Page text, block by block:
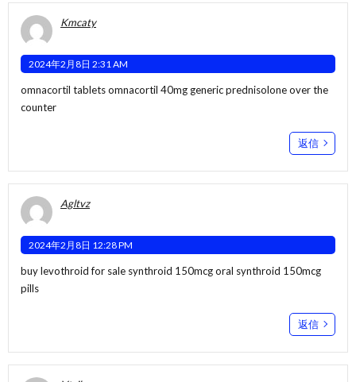
Kmcaty
2024年2月8日 2:31 AM
omnacortil tabletsomnacortil 40mg genericprednisolone over the
counter
返信
Agltvz
2024年2月8日 12:28 PM
buy levothroid for sale synthroid 150mcg oral synthroid 150mcg
pills
返信